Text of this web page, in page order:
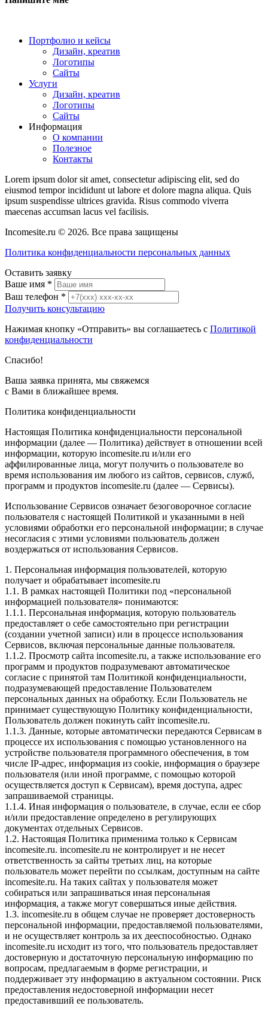
Портфолио и кейсы
Дизайн, креатив
Логотипы
Сайты
Услуги
Дизайн, креатив
Логотипы
Сайты
Информация
О компании
Полезное
Контакты
Lorem ipsum dolor sit amet, consectetur adipiscing elit, sed do
eiusmod tempor incididunt ut labore et dolore magna aliqua. Quis
ipsum suspendisse ultrices gravida. Risus commodo viverra
maecenas accumsan lacus vel facilisis.
Incomesite.ru © 2026. Все права защищены
Политика конфиденциальности персональных данных
Оставить заявку
Ваше имя *
Ваш телефон *
Получить консультацию
Нажимая кнопку «Отправить» вы соглашаетесь с Политикой
конфиденциальности
Спасибо!
Ваша заявка принята, мы свяжемся
с Вами в ближайшее время.
Политика конфиденциальности
Настоящая Политика конфиденциальности персональной
информации (далее — Политика) действует в отношении всей
информации, которую incomesite.ru и/или его
аффилированные лица, могут получить о пользователе во
время использования им любого из сайтов, сервисов, служб,
программ и продуктов incomesite.ru (далее — Сервисы).
Использование Сервисов означает безоговорочное согласие
пользователя с настоящей Политикой и указанными в ней
условиями обработки его персональной информации; в случае
несогласия с этими условиями пользователь должен
воздержаться от использования Сервисов.
1. Персональная информация пользователей, которую
получает и обрабатывает incomesite.ru
1.1. В рамках настоящей Политики под «персональной
информацией пользователя» понимаются:
1.1.1. Персональная информация, которую пользователь
предоставляет о себе самостоятельно при регистрации
(создании учетной записи) или в процессе использования
Сервисов, включая персональные данные пользователя.
1.1.2. Просмотр сайта incomesite.ru, а также использование его
программ и продуктов подразумевают автоматическое
согласие с принятой там Политикой конфиденциальности,
подразумевающей предоставление Пользователем
персональных данных на обработку. Если Пользователь не
принимает существующую Политику конфиденциальности,
Пользователь должен покинуть сайт incomesite.ru.
1.1.3. Данные, которые автоматически передаются Сервисам в
процессе их использования с помощью установленного на
устройстве пользователя программного обеспечения, в том
числе IP-адрес, информация из cookie, информация о браузере
пользователя (или иной программе, с помощью которой
осуществляется доступ к Сервисам), время доступа, адрес
запрашиваемой страницы.
1.1.4. Иная информация о пользователе, в случае, если ее сбор
и/или предоставление определено в регулирующих
документах отдельных Сервисов.
1.2. Настоящая Политика применима только к Сервисам
incomesite.ru. incomesite.ru не контролирует и не несет
ответственность за сайты третьих лиц, на которые
пользователь может перейти по ссылкам, доступным на сайте
incomesite.ru. На таких сайтах у пользователя может
собираться или запрашиваться иная персональная
информация, а также могут совершаться иные действия.
1.3. incomesite.ru в общем случае не проверяет достоверность
персональной информации, предоставляемой пользователями,
и не осуществляет контроль за их дееспособностью. Однако
incomesite.ru исходит из того, что пользователь предоставляет
достоверную и достаточную персональную информацию по
вопросам, предлагаемым в форме регистрации, и
поддерживает эту информацию в актуальном состоянии. Риск
предоставления недостоверной информации несет
предоставивший ее пользователь.